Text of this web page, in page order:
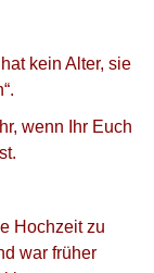
kein Alter, sie
wenn Ihr Euch
Hochzeit zu
war früher